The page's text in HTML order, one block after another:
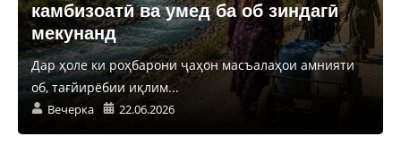
камбизоатӣ ва умед ба об зиндагӣ
мекунанд
Дар ҳоле ки роҳбарони ҷаҳон масъалаҳои амнияти
об, тағйирёбии иқлим...
Вечерка 22.06.2026